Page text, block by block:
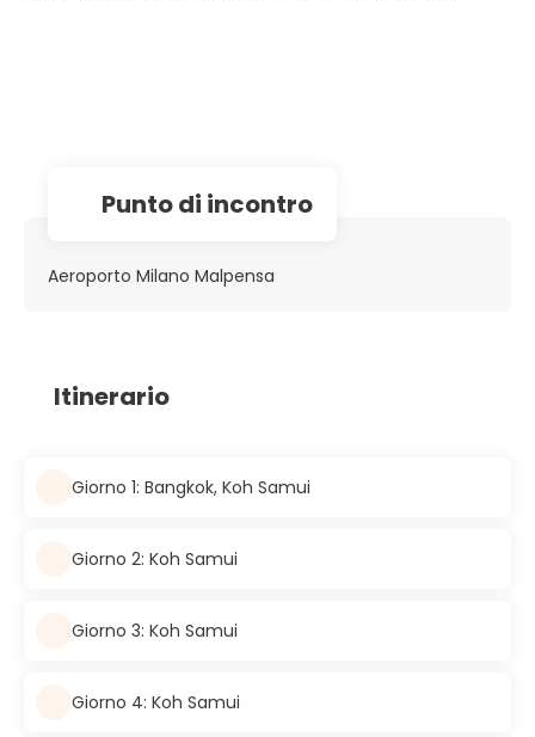
Punto di incontro
Aeroporto Milano Malpensa
Itinerario
Giorno 1: Bangkok, Koh Samui
Giorno 2: Koh Samui
Giorno 3: Koh Samui
Giorno 4: Koh Samui